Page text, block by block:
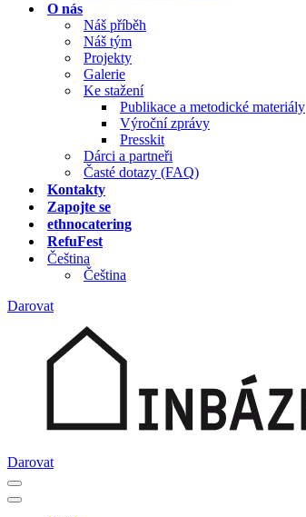
O nás
Náš příběh
Náš tým
Projekty
Galerie
Ke stažení
Publikace a metodické materiály
Výroční zprávy
Presskit
Dárci a partneři
Časté dotazy (FAQ)
Kontakty
Zapojte se
ethnocatering
RefuFest
Čeština
Čeština
Darovat
Darovat
Navigační
menu
Navigační